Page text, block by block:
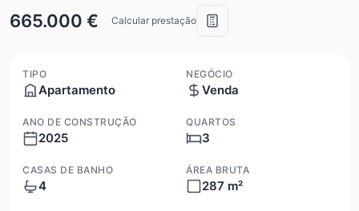
665.000 €
Calcular prestação
TIPO
Apartamento
NEGÓCIO
Venda
ANO DE CONSTRUÇÃO
2025
QUARTOS
3
CASAS DE BANHO
4
ÁREA BRUTA
287 m²